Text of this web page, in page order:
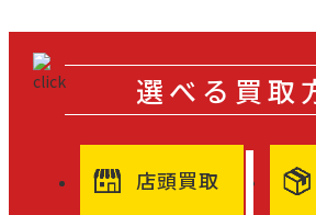
選べる買取
店頭買取